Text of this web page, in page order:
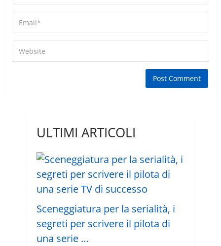
ULTIMI ARTICOLI
Sceneggiatura per la serialità, i
segreti per scrivere il pilota di
una serie …